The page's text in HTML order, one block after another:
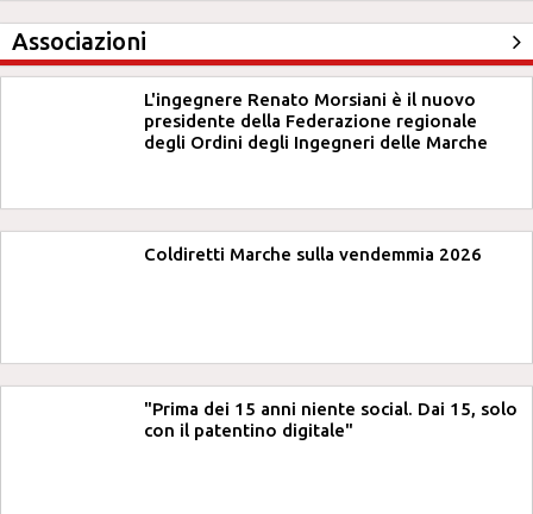
Associazioni
L'ingegnere Renato Morsiani è il nuovo
presidente della Federazione regionale
degli Ordini degli Ingegneri delle Marche
Coldiretti Marche sulla vendemmia 2026
"Prima dei 15 anni niente social. Dai 15, solo
con il patentino digitale"